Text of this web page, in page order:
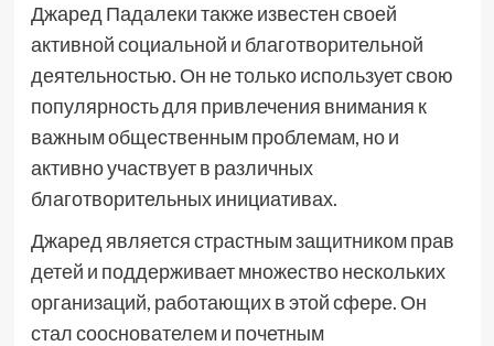
Джаред Падалеки также известен своей
активной социальной и благотворительной
деятельностью. Он не только использует свою
популярность для привлечения внимания к
важным общественным проблемам, но и
активно участвует в различных
благотворительных инициативах.
Джаред является страстным защитником прав
детей и поддерживает множество нескольких
организаций, работающих в этой сфере. Он
стал сооснователем и почетным